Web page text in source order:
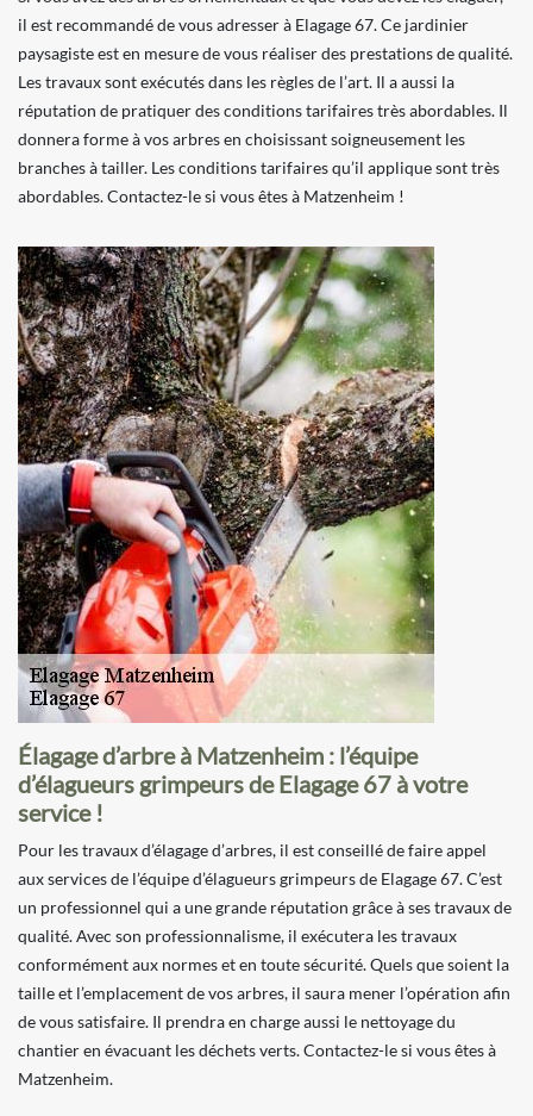
il est recommandé de vous adresser à Elagage 67. Ce jardinier
paysagiste est en mesure de vous réaliser des prestations de qualité.
Les travaux sont exécutés dans les règles de l’art. Il a aussi la
réputation de pratiquer des conditions tarifaires très abordables. Il
donnera forme à vos arbres en choisissant soigneusement les
branches à tailler. Les conditions tarifaires qu’il applique sont très
abordables. Contactez-le si vous êtes à Matzenheim !
Élagage d’arbre à Matzenheim : l’équipe
d’élagueurs grimpeurs de Elagage 67 à votre
service !
Pour les travaux d’élagage d’arbres, il est conseillé de faire appel
aux services de l’équipe d’élagueurs grimpeurs de Elagage 67. C’est
un professionnel qui a une grande réputation grâce à ses travaux de
qualité. Avec son professionnalisme, il exécutera les travaux
conformément aux normes et en toute sécurité. Quels que soient la
taille et l’emplacement de vos arbres, il saura mener l’opération afin
de vous satisfaire. Il prendra en charge aussi le nettoyage du
chantier en évacuant les déchets verts. Contactez-le si vous êtes à
Matzenheim.